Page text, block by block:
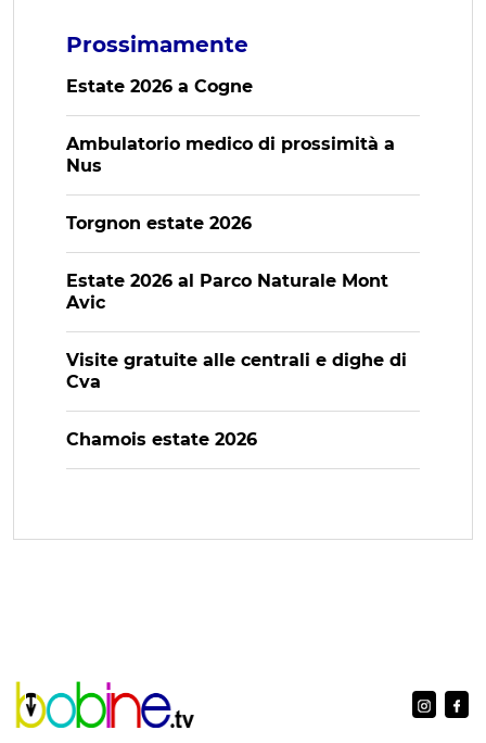
Prossimamente
Estate 2026 a Cogne
Ambulatorio medico di prossimità a
Nus
Torgnon estate 2026
Estate 2026 al Parco Naturale Mont
Avic
Visite gratuite alle centrali e dighe di
Cva
Chamois estate 2026